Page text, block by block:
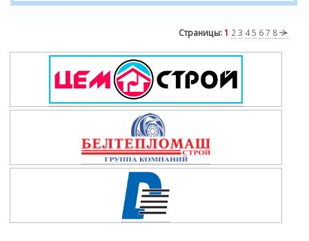
Страницы: 1 2 3 45 67 8